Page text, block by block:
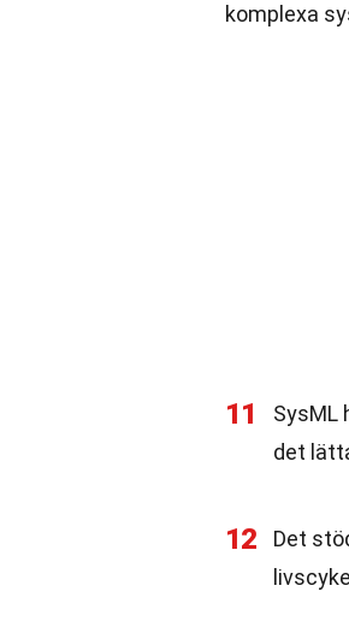
komplexa
11
SysML
det
12 Det